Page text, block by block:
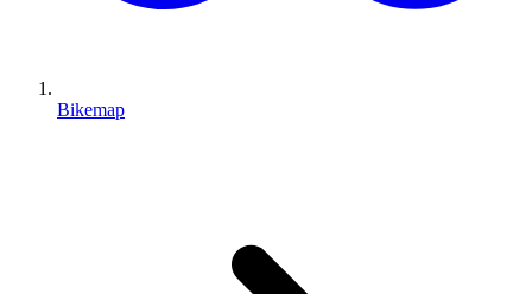
Bikemap